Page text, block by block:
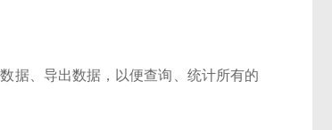
据、导出数据，以便查询、统计所有的